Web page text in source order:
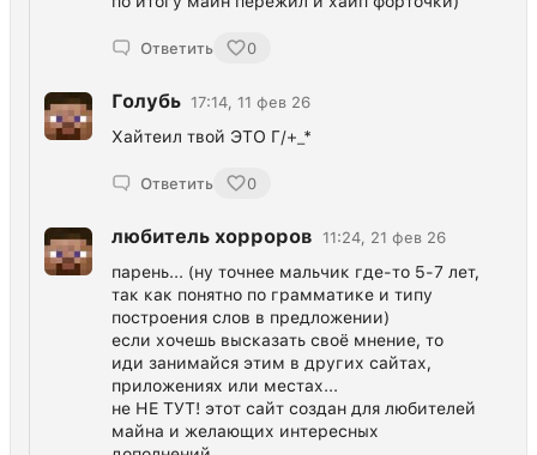
Ответить 0
Голубь 17:14, 11 фев 26
Хайтеил твой ЭТО Г/+_*
Ответить 0
любитель хорроров 11:24, 21 фев 26
парень... (ну точнее мальчик где-то 5-7 лет,
так как понятно по грамматике и типу
построения слов в предложении)
если хочешь высказать своё мнение, то
иди занимайся этим в других сайтах,
приложениях или местах...
не НЕ ТУТ! этот сайт создан для любителей
майна и желающих интересных